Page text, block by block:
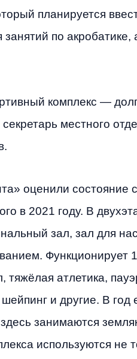
планируется
по акробатике,
комплекс —
местного
оценили состояние
в 2021 году. В
зал, зал для
Функционирует
атлетика,
и другие. В
занимаются
используются не